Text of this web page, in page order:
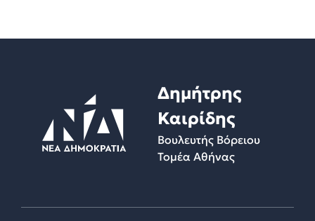
Δημήτρης
Καιρίδης
Βουλευτής Βόρειου
Τομέα Αθήνας